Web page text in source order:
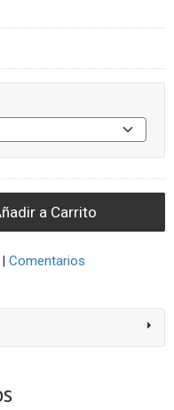
a Carrito
| Comentarios